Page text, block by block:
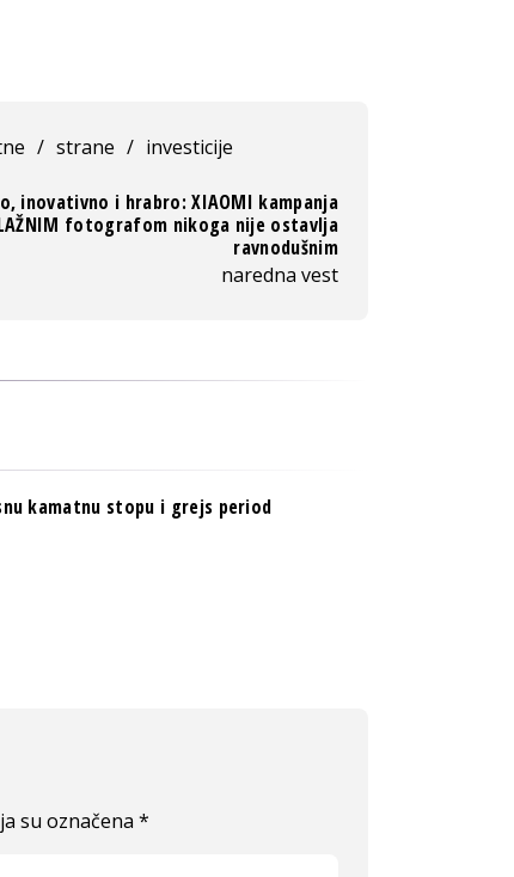
/ strane / investicije
inovativno i hrabro: XIAOMI kampanja
fotografom nikoga nije ostavlja
ravnodušnim
naredna vest
kamatnu stopu i grejs period
su označena *